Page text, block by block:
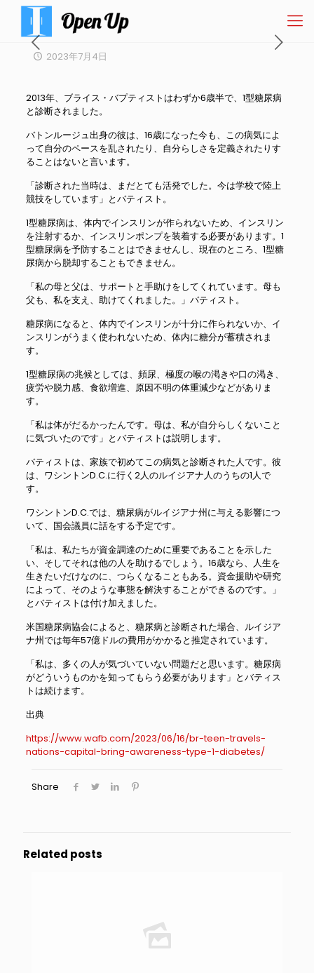
2023年7月4日
2013年、ブライス・バプティストはわずか6歳半で、1型糖尿病
と診断されました。
バトンルージュ出身の彼は、16歳になった今も、この病気によ
って自分のペースを乱されたり、自分らしさを定義されたりす
ることはないと言います。
「診断された当時は、まだとても活発でした。今は学校で陸上
競技をしています」とバティスト。
1型糖尿病は、体内でインスリンが作られないため、インスリン
を注射するか、インスリンポンプを装着する必要があります。1
型糖尿病を予防することはできませんし、現在のところ、1型糖
尿病から脱却することもできません。
「私の母と父は、サポートと手助けをしてくれています。母も
父も、私を支え、助けてくれました。」バティスト。
糖尿病になると、体内でインスリンが十分に作られないか、イ
ンスリンがうまく使われないため、体内に糖分が蓄積されま
す。
1型糖尿病の兆候としては、頻尿、極度の喉の渇きや口の渇き、
疲労や脱力感、食欲増進、原因不明の体重減少などがありま
す。
「私は体がだるかったんです。母は、私が自分らしくないこと
に気づいたのです」とバティストは説明します。
バティストは、家族で初めてこの病気と診断された人です。彼
は、ワシントンD.C.に行く2人のルイジアナ人のうちの1人で
す。
ワシントンD.C.では、糖尿病がルイジアナ州に与える影響につ
いて、国会議員に話をする予定です。
「私は、私たちが資金調達のために重要であることを示した
い、そしてそれは他の人を助けるでしょう。16歳なら、人生を
生きたいだけなのに、つらくなることもある。資金援助や研究
によって、そのような事態を解決することができるのです。」
とバティストは付け加えました。
米国糖尿病協会によると、糖尿病と診断された場合、ルイジア
ナ州では毎年57億ドルの費用がかかると推定されています。
「私は、多くの人が気づいていない問題だと思います。糖尿病
がどういうものかを知ってもらう必要があります」とバティス
トは続けます。
出典
https://www.wafb.com/2023/06/16/br-teen-travels-
nations-capital-bring-awareness-type-1-diabetes/
Share
Related posts